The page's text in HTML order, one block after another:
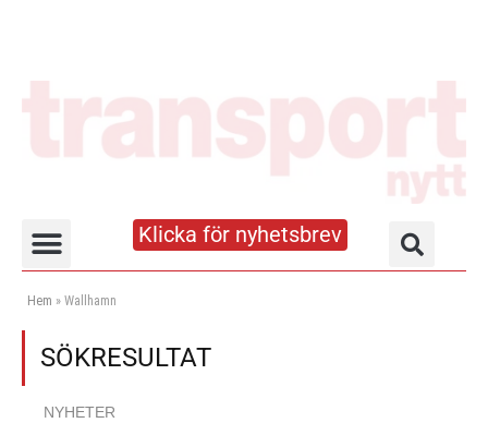
Klicka för nyhetsbrev
Hem » Wallhamn
SÖKRESULTAT
NYHETER